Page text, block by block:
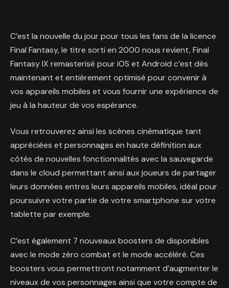
C’est la nouvelle du jour pour tous les fans de la licence
Final Fantasy, le titre sorti en 2000 nous revient, Final
Fantasy IX remasterisé pour iOS et Android c’est dès
maintenant et entièrement optimisé pour convenir à
vos appareils mobiles et vous fournir une expérience de
jeu à la hauteur de vos espérance.
Vous retrouverez ainsi les scènes cinématique tant
appréciées et personnages en haute définition aux
côtés de nouvelles fonctionnalités avec la sauvegarde
dans le cloud permettant ainsi aux joueurs de partager
leurs données entres leurs appareils mobiles, idéal pour
poursuivre votre partie de votre smartphone sur votre
tablette par exemple.
C’est également 7 nouveaux boosters de disponibles
avec le mode zéro combat et le mode accéléré. Ces
boosters vous permettront notamment d’augmenter le
niveaux de vos personnages ainsi que votre compte de